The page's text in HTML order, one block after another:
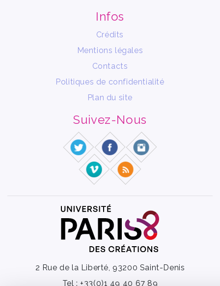
Infos
Crédits
Mentions légales
Contacts
Politiques de confidentialité
Plan du site
Suivez-Nous
2 Rue de la Liberté, 93200 Saint-Denis
Tel : +33(0)1 49 40 67 89